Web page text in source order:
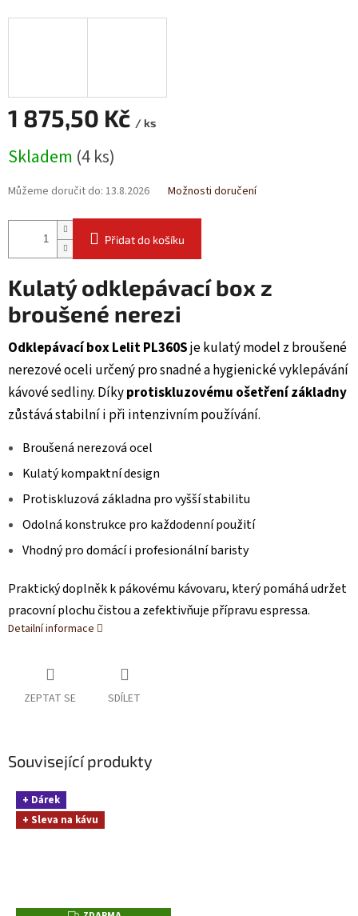
1 875,50 Kč / ks
cena:
Skladem (4 ks)
Můžeme doručit do: 13.8.2026 Možnosti doručení
Přidat do košíku
Kulatý odklepávací box z
broušené nerezi
Odklepávací box Lelit PL360Sje kulatý model z broušené
nerezové oceli určený pro snadné a hygienické vyklepávání
kávové sedliny. Díkyprotiskluzovému ošetření základny
zůstává stabilní i při intenzivním používání.
Broušená nerezová ocel
Kulatý kompaktní design
Protiskluzová základna pro vyšší stabilitu
Odolná konstrukce pro každodenní použití
Vhodný pro domácí i profesionální baristy
Praktický doplněk k pákovému kávovaru, který pomáhá udržet
pracovní plochu čistou a zefektivňuje přípravu espressa.
Detailní informace
ZEPTAT SE SDÍLET
Související produkty
+ Dárek
+ Sleva na kávu